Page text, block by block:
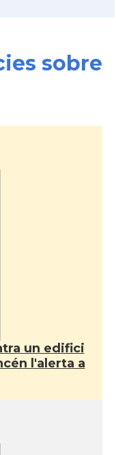
sobre
un edifici
l'alerta a